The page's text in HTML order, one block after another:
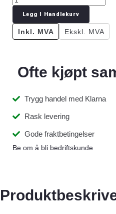
Legg I Handlekurv
Inkl. MVA Ekskl. MVA
Ofte kjøpt
Trygg handel med Klarna
Rask levering
Gode fraktbetingelser
Be om å bli bedriftskunde